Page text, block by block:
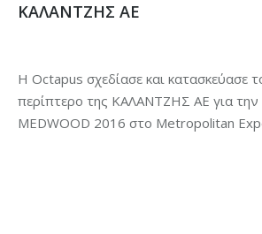
ΚΑΛΑΝΤΖΗΣ ΑΕ
H Octapus σχεδίασε και κατασκεύασε
περίπτερο της ΚΑΛΑΝΤΖΗΣ ΑΕ για την
MEDWOOD 2016 στο Metropolitan